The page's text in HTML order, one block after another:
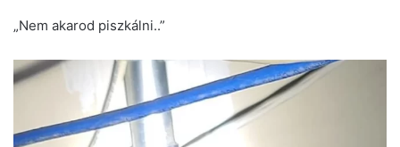
„Nem akarod piszkálni..”